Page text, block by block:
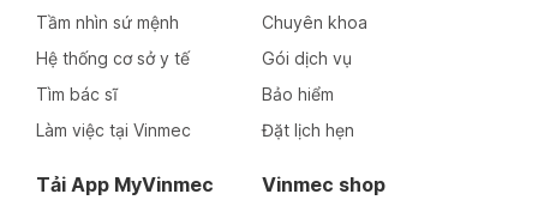
Tầm nhìn sứ mệnh
Hệ thống cơ sở y tế
Tìm bác sĩ
Làm việc tại Vinmec
Chuyên khoa
Gói dịch vụ
Bảo hiểm
Đặt lịch hẹn
Tải App MyVinmec Vinmec shop